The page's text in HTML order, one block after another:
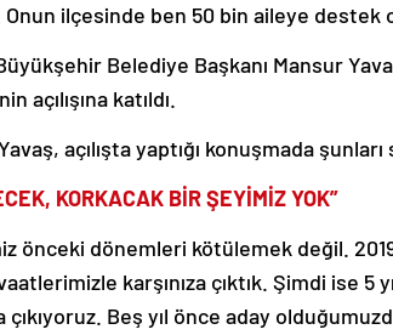
Onun ilçesinde ben 50 bin aileye destek
Belediye Başkanı Mansur
açılışına katıldı.
açılışta yaptığı konuşmada
KORKACAK BİR ŞEYİMİZ YOK”
önceki dönemleri kötülemek değil.
karşınıza çıktık. Şimdi ise 5
çıkıyoruz. Beş yıl önce aday